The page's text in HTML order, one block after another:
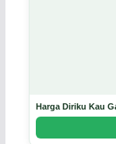
Harga Diriku Kau